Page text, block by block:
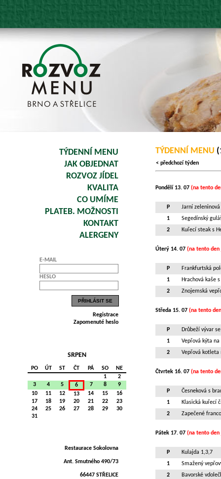
TÝDENNÍ MENU
JAK OBJEDNAT
ROZVOZ JÍDEL
KVALITA
CO UMÍME
PLATEB. MOŽNOSTI
KONTAKT
ALERGENY
E-MAIL
HESLO
Registrace
Zapomenuté heslo
SRPEN
PO ÚT ST ČT PÁ SO
NE
1
2
3
4 5 6 7 8
9
10
11 12 13 14 15
16
17
18 19 20 21 22
23
24
25 26 27 28 29
30
31
Restaurace Sokolovna
Ant. Smutného 490/73
66447 STŘELICE
TÝDENNÍ MENU
< předchozí týden
Pondělí 13. 07 (na tento
P
Jarní
1
Segedínský
2
Kuřecí steak s
Úterý 14. 07 (na tento den
P
Frankfurtská
1
Hrachová kaše
2
Znojemská
Středa 15. 07 (na tento
P
Drůbeží vývar
1
Vepřová kýta
2
Vepřová kotleta
Čtvrtek 16. 07 (na tento
P
Česneková s
1
Klasická kuřecí
2
Zapečené
Pátek 17. 07 (na tento den
P
Kulajda 1,3,7
1
Smažený
2
Bavorské